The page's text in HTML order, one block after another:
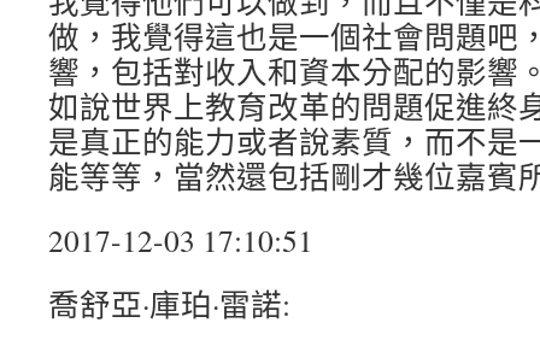
做，我覺得這也是一個社會問題吧
響，包括對收入和資本分配的影響
如說世界上教育改革的問題促進終
是真正的能力或者說素質，而不是
能等等，當然還包括剛才幾位嘉賓
2017-12-03 17:10:51
喬舒亞·庫珀·雷諾: